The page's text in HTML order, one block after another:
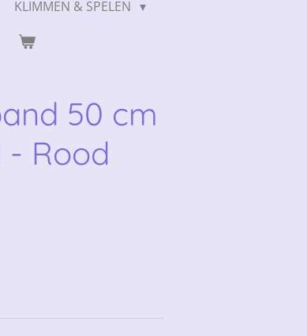
KLIMMEN & SPELEN
50 cm
Rood